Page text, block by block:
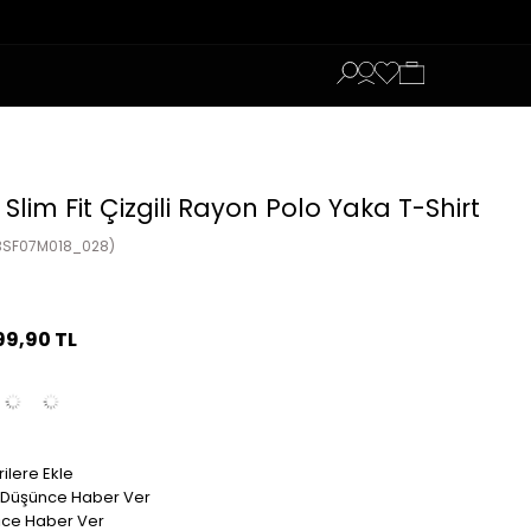
Slim Fit Çizgili Rayon Polo Yaka T-Shirt
TL
Ekle
Haber Ver
Haber Ver